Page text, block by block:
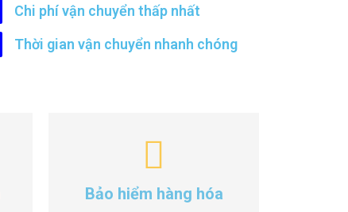
Chi phí vận chuyển thấp nhất
Thời gian vận chuyển nhanh chóng
Bảo hiểm hàng hóa